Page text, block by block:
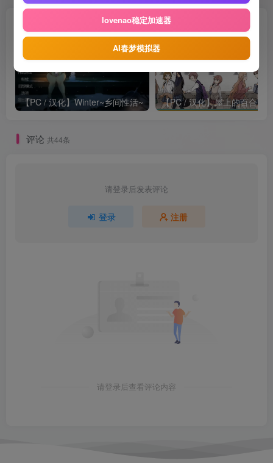
【PC / 汉化】Winter~乡间性活~ 【PC / 汉化】屋上的百合灵
评论 共44条
请登录后发表评论
登录 注册
请登录后查看评论内容
lovenao稳定加速器
AI春梦模拟器